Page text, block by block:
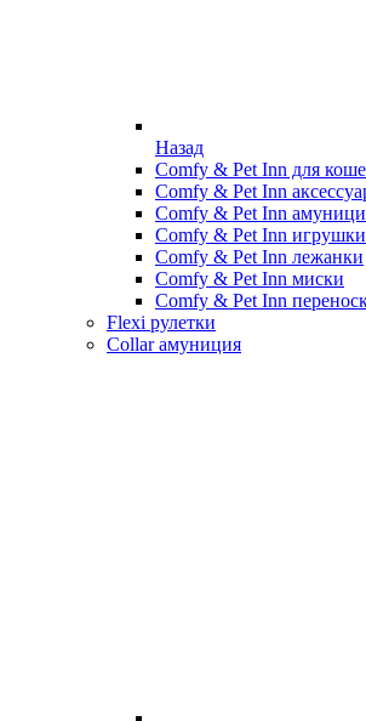
Назад
Comfy & Pet Inn для
Comfy & Pet Inn
Comfy & Pet Inn
Comfy & Pet Inn игрушки
Comfy & Pet Inn лежанки
Comfy & Pet Inn миски
Comfy & Pet Inn
Flexi рулетки
Collar амуниция